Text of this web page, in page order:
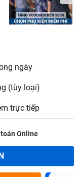
ngày
(tùy loại)
trực tiếp
Online